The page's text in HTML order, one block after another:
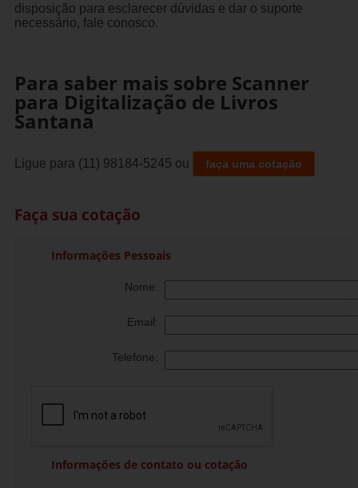
disposição para esclarecer dúvidas e dar o suporte
necessário, fale conosco.
Para saber mais sobre Scanner
para Digitalização de Livros
Santana
Ligue para (11) 98184-5245 ou faça uma cotação
Faça sua cotação
Informações Pessoais
Nome:
Email:
Telefone:
Informações de contato ou cotação